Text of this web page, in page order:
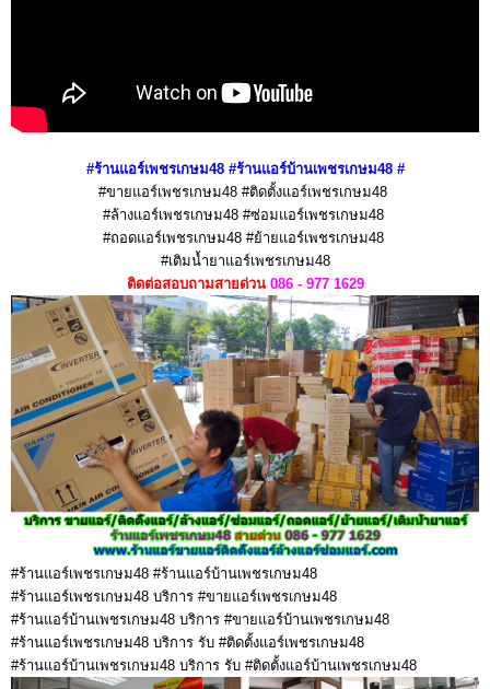
#ร้านแอร์เพชรเกษม48 #ร้านแอร์บ้านเพชรเกษม48#
#ขายแอร์เพชรเกษม48 #ติดตั้งแอร์เพชรเกษม48
#ล้างแอร์เพชรเกษม48 #ซ่อมแอร์เพชรเกษม48
#ถอดแอร์เพชรเกษม48 #ย้ายแอร์เพชรเกษม48
#เติมน้ำยาแอร์เพชรเกษม48
ติดต่อสอบถามสายด่วน 086 - 977 1629
#ร้านแอร์เพชรเกษม48 #ร้านแอร์บ้านเพชรเกษม48
#ร้านแอร์เพชรเกษม48 บริการ #ขายแอร์เพชรเกษม48
#ร้านแอร์บ้านเพชรเกษม48 บริการ #ขายแอร์บ้านเพชรเกษม48
#ร้านแอร์เพชรเกษม48 บริการ รับ #ติดตั้งแอร์เพชรเกษม48
#ร้านแอร์บ้านเพชรเกษม48 บริการ รับ #ติดตั้งแอร์บ้านเพชรเกษม48